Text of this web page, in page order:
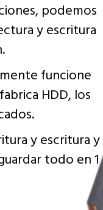
podemos
y escritura
funcione
HDD, los
y escritura y
todo en 1